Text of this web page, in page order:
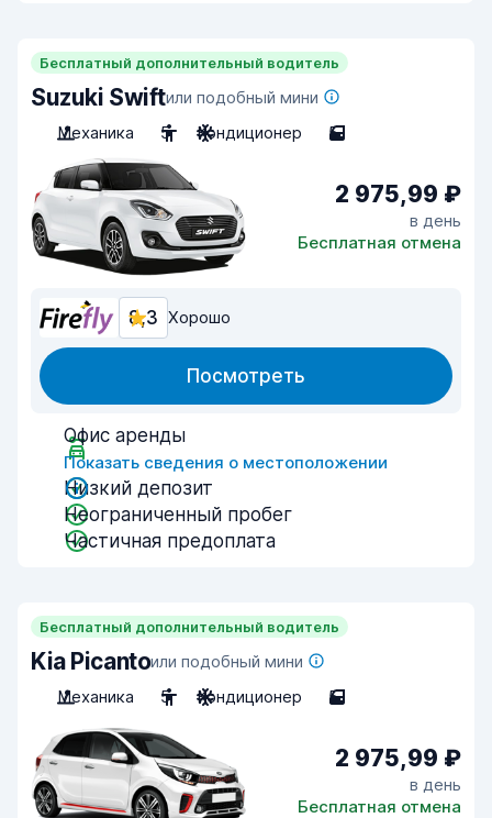
Бесплатный дополнительный водитель
Suzuki Swiftили подобный мини
Механика
5 Кондиционер 5
2 975,99 ₽
в день
Бесплатная отмена
8,3 Хорошо
Посмотреть
Офис аренды
Показать сведения о местоположении
Низкий депозит
Неограниченный пробег
Частичная предоплата
Бесплатный дополнительный водитель
Kia Picantoили подобный мини
Механика
5 Кондиционер 5
2 975,99 ₽
в день
Бесплатная отмена